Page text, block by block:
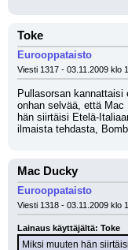
Toke
Eurooppataisto
Viesti 1317 - 03.11.2009 klo
Pullasorsan kannattaisi
onhan selvää, että
hän siirtäisi Etelä-
ilmaista tehdasta,
Mac Ducky
Eurooppataisto
Viesti 1318 - 03.11.2009 klo
Lainaus käyttäjältä: Toke
Miksi muuten hän